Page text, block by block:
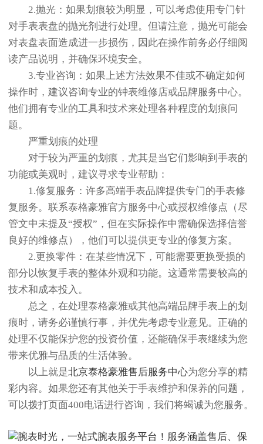
2.抛光：如果划痕较为明显，可以考虑使用专门针
对手表表盘的抛光剂进行处理。但请注意，抛光可能会
对表盘表面造成进一步损伤，因此在操作前务必仔细阅
读产品说明，并确保环境安全。
3.专业咨询：如果上述方法效果不佳或不确定如何
操作时，建议咨询专业的钟表维修店或品牌服务中心。
他们拥有专业的工具和技术来处理各种程度的划痕问
题。
严重划痕的处理
对于较为严重的划痕，尤其是当它们影响到手表的
功能或美观时，建议寻求专业帮助：
1.修复服务：许多高端手表品牌提供专门的手表修
复服务。联系泰格豪雅官方服务中心或授权维修点（尽
管文中未提及“授权”，但在实际操作中需确保选择信誉
良好的维修点），他们可以提供更专业的修复方案。
2.更换零件：在某些情况下，可能需要更换受损的
部分以恢复手表的整体外观和功能。这通常需要较高的
技术和成本投入。
总之，在处理泰格豪雅或其他高端品牌手表上的划
痕时，请务必谨慎行事，并优先考虑专业意见。正确的
处理不仅能保护您的投资价值，还能确保手表继续为您
带来优雅与品质的生活体验。
以上就是北京泰格豪雅售后服务中心为您分享的精
彩内容。如果您还有其他关于手表维护和保养的问题，
可以拨打页面400电话进行咨询，我们将竭诚为您服务。